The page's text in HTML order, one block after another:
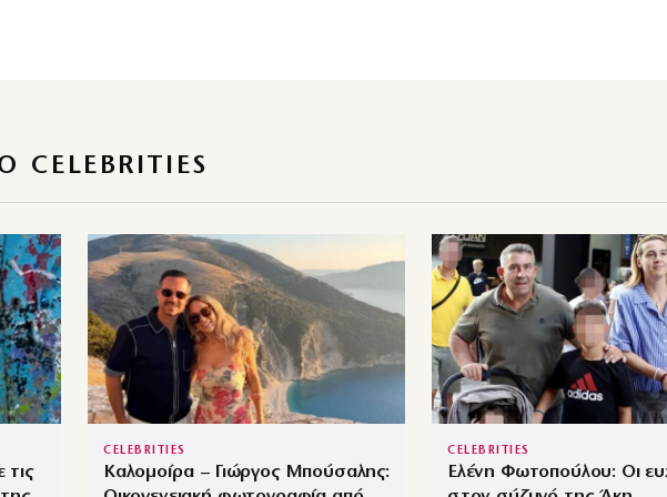
τις
CELEBRITIES
Καλομοίρα – Γιώργος Μπούσαλης:
CELEBRITIES
Ελένη Φωτοπούλου: Οι